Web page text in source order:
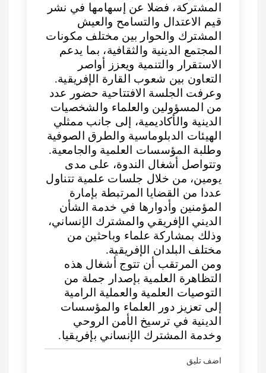
المشتركة، فضلا عن إسهامها في نشر
قيم الاعتدال والتسامح والعيش
المشترك والحوار بين مختلف مكونات
المجتمع الدينية والثقافية، بما يدعم
الاستقرار والتنمية ويعزز أواصر
التعاون بين شعوب القارة الإفريقية.
وعرفت الجلسة الافتتاحية حضور عدد
من المسؤولين والعلماء والشخصيات
الدينية والأكاديمية، إلى جانب ممثلي
الهيئات الدبلوماسية والطرق الصوفية
وطلبة المؤسسات العلمية والجامعية.
وتتواصل أشغال الندوة، على مدى
يومين، من خلال جلسات علمية تتناول
عددا من القضايا المرتبطة بإمارة
المؤمنين وأدوارها في خدمة الشأن
الديني الإفريقي والمشترك الإنساني،
وذلك بمشاركة علماء وباحثين من
مختلف البلدان الإفريقية.
ومن المرتقب أن تتوج أشغال هذه
التظاهرة العلمية بإصدار جملة من
التوصيات العلمية والعملية الرامية
إلى تعزيز دور العلماء والمؤسسات
الدينية في ترسيخ الأمن الروحي
وخدمة المشترك الإنساني بإفريقيا.
اضف تليق